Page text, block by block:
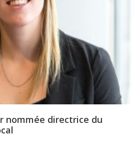
nommée directrice du